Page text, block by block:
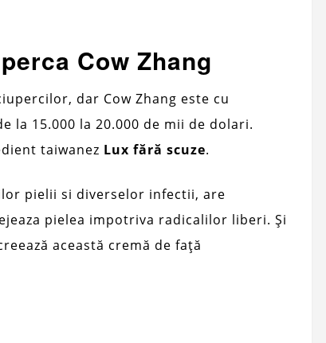
Cow Zhang
dar Cow Zhang este cu
la 15.000 la 20.000 de mii de dolari.
taiwanez Lux fără scuze.
pielii si diverselor infectii, are
pielea impotriva radicalilor liberi. Și
această cremă de față